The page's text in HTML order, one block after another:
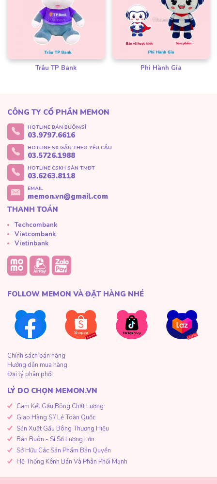
Trâu TP Bank Phi Hành Gia
CÔNG TY CỔ PHẦN MEMON
HOTLINE BÁN BUÔN/SỈ
03.9797.6616
HOTLINE SX GẤU THEO YÊU CẦU
03.5726.1988
HOTLINE CSKH SÀN TMĐT
03.6263.8118
EMAIL
memon.vn@gmail.com
THANH TOÁN
Techcombank
Vietcombank
Vietinbank
FOLLOW MEMON VÀ ĐẶT HÀNG NHÉ
Chính sách bán hàng
Hướng dẫn mua hàng
Đại lý phân phối
LÝ DO CHỌN MEMON.VN
Cam Kết Gấu Bông Chất Lượng
Giao Hàng Sỉ/ Lẻ Toàn Quốc
Sản Xuất Gấu Bông Thương Hiệu
Bán Buôn - Sỉ Số Lượng Lớn
Sở Hữu Các Sản Phẩm Bản Quyền
Hệ Thống Kênh Bán Và Phân Phối Mạnh